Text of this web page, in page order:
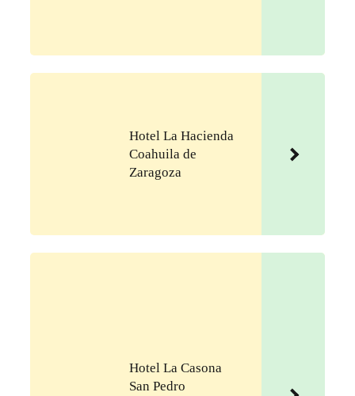
Hotel La Hacienda
Coahuila de
Zaragoza
Hotel La Casona
San Pedro